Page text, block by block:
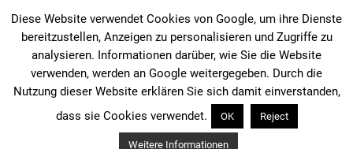
Inhalt
springen
Diese Website verwendet Cookies von Google, um ihre Dienste
bereitzustellen, Anzeigen zu personalisieren und Zugriffe zu
analysieren. Informationen darüber, wie Sie die Website
verwenden, werden an Google weitergegeben. Durch die
Nutzung dieser Website erklären Sie sich damit einverstanden,
dass sie Cookies verwendet.
OK Reject
Weitere Informationen